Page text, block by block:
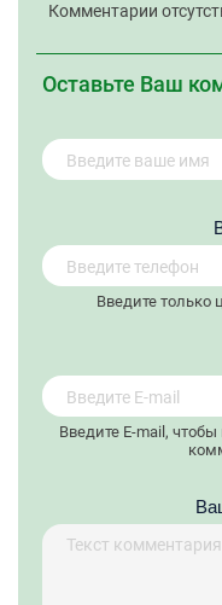
Комментарии
Оставьте Ваш
Введите
Введите E-mail,